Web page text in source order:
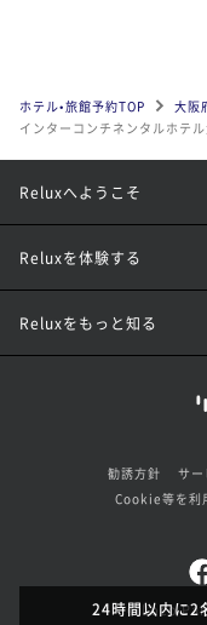
24時間以内に2
ホテル•旅館予約TOP 大阪
インターコンチネンタルホテ
Reluxへようこそ
Reluxを体験する
Reluxをもっと知る
勧誘方針 サ
Cookie等を利
© Loco